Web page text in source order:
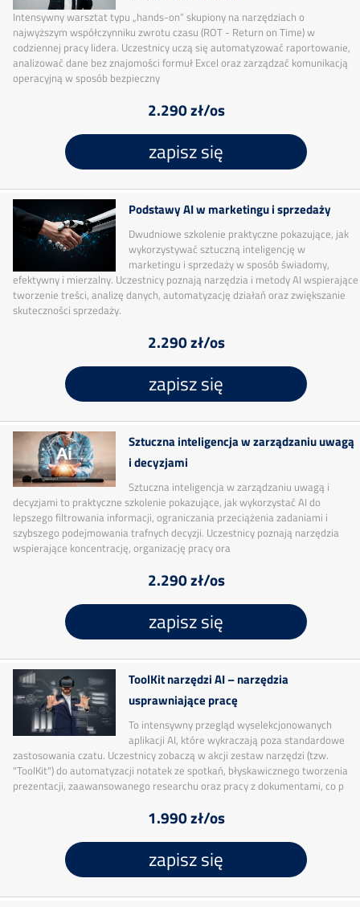
Intensywny warsztat typu „hands-on” skupiony na narzędziach o
najwyższym współczynniku zwrotu czasu (ROT - Return on Time) w
codziennej pracy lidera. Uczestnicy uczą się automatyzować raportowanie,
analizować dane bez znajomości formuł Excel oraz zarządzać komunikacją
operacyjną w sposób bezpieczny
2.290 zł/os
zapisz się
Podstawy AI w marketingu i sprzedaży
Dwudniowe szkolenie praktyczne pokazujące, jak
wykorzystywać sztuczną inteligencję w
marketingu i sprzedaży w sposób świadomy,
efektywny i mierzalny. Uczestnicy poznają narzędzia i metody AI wspierające
tworzenie treści, analizę danych, automatyzację działań oraz zwiększanie
skuteczności sprzedaży.
2.290 zł/os
zapisz się
Sztuczna inteligencja w zarządzaniu uwagą
i decyzjami
Sztuczna inteligencja w zarządzaniu uwagą i
decyzjami to praktyczne szkolenie pokazujące, jak wykorzystać AI do
lepszego filtrowania informacji, ograniczania przeciążenia zadaniami i
szybszego podejmowania trafnych decyzji. Uczestnicy poznają narzędzia
wspierające koncentrację, organizację pracy ora
2.290 zł/os
zapisz się
ToolKit narzędzi AI – narzędzia
usprawniające pracę
To intensywny przegląd wyselekcjonowanych
aplikacji AI, które wykraczają poza standardowe
zastosowania czatu. Uczestnicy zobaczą w akcji zestaw narzędzi (tzw.
"ToolKit") do automatyzacji notatek ze spotkań, błyskawicznego tworzenia
prezentacji, zaawansowanego researchu oraz pracy z dokumentami, co p
1.990 zł/os
zapisz się